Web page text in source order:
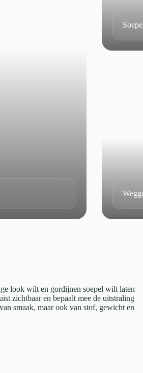
look wilt en gordijnen soepel wilt laten
zichtbaar en bepaalt mee de uitstraling
smaak, maar ook van stof, gewicht en